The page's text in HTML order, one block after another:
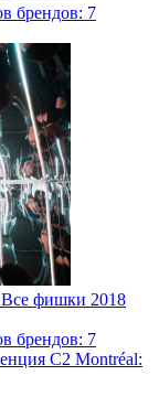
брендов: 7
фишки 2018
брендов: 7
C2 Montréal: